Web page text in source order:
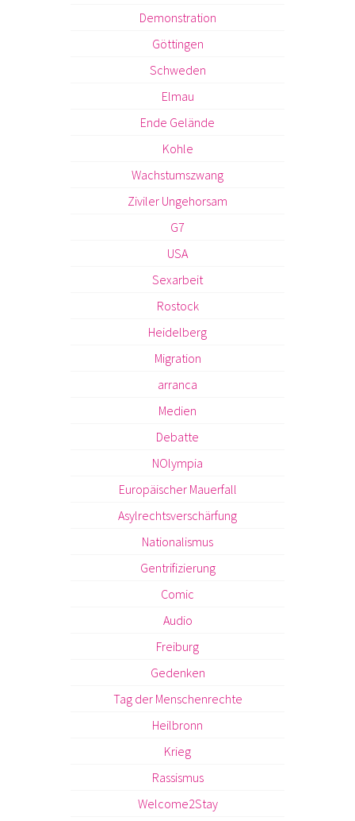
Demonstration
Göttingen
Schweden
Elmau
Ende Gelände
Kohle
Wachstumszwang
Ziviler Ungehorsam
G7
USA
Sexarbeit
Rostock
Heidelberg
Migration
arranca
Medien
Debatte
NOlympia
Europäischer Mauerfall
Asylrechtsverschärfung
Nationalismus
Gentrifizierung
Comic
Audio
Freiburg
Gedenken
Tag der Menschenrechte
Heilbronn
Krieg
Rassismus
Welcome2Stay